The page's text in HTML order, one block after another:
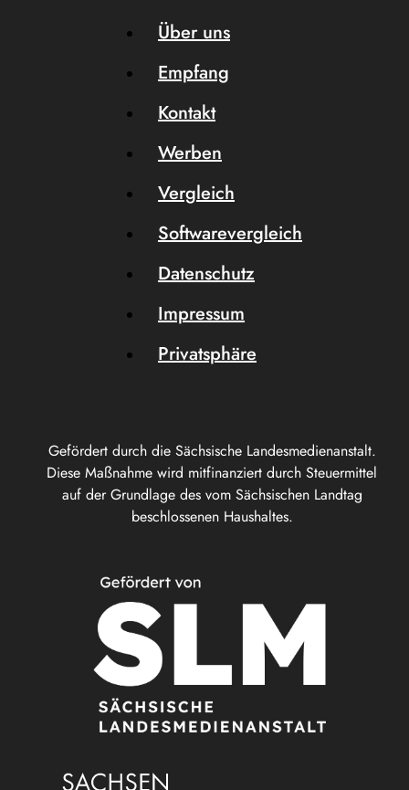
Gefördert durch die Sächsische Landesmedienanstalt.
Diese Maßnahme wird mitfinanziert durch Steuermittel
auf der Grundlage des vom Sächsischen Landtag
beschlossenen Haushaltes.
Über uns
Empfang
Kontakt
Werben
Vergleich
Softwarevergleich
Datenschutz
Impressum
Privatsphäre